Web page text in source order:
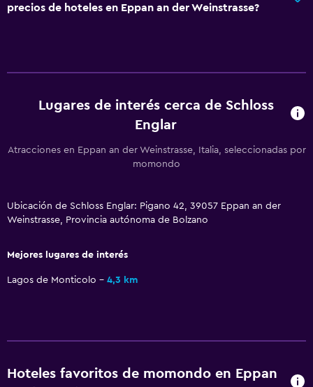
Sauna
Servicios y facilidades
Instalaciones para reuniones
Mostrador de información turística
Check-in/check-out privado
Aire libre
Jardín
Estacionamiento y transporte
precios de hoteles en Eppan an der Weinstrasse?
Lugares de interés cerca de Schloss
Englar
Atracciones en Eppan an der Weinstrasse, Italia, seleccionadas por
momondo
Ubicación de Schloss Englar: Pigano 42, 39057 Eppan an der
Weinstrasse, Provincia autónoma de Bolzano
Mejores lugares de interés
Lagos de Monticolo 4,3 km
Hoteles favoritos de momondo en Eppan